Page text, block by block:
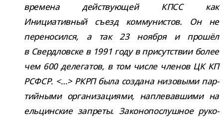
вре­мена дей­ству­ю­щей КПСС как
Инициативный съезд ком­му­ни­стов. Он не
пере­но­сился, а так 23 ноября и про­шёл
в Свердловске в 1991 году в при­сут­ствии более
чем 600 деле­га­тов, в том числе чле­нов ЦК КП
РСФСР. <…> РКРП была создана низо­выми пар­
тий­ными орга­ни­за­ци­ями, напле­вав­шими на
ель­цин­ские запреты. Законопослушное руко­